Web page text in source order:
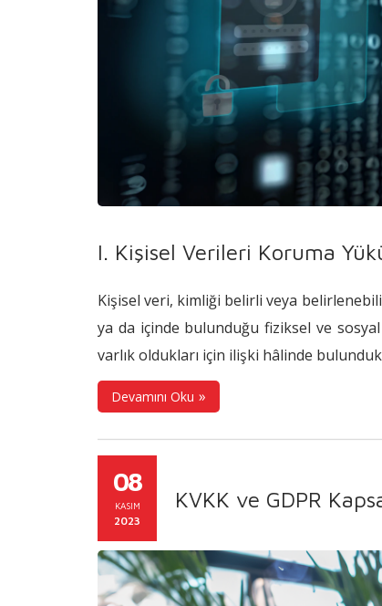
I. Kişisel Verileri Koruma
Kişisel veri, kimliği belirli veya
ya da içinde bulunduğu fiziksel ve
varlık oldukları için ilişki hâlinde
Devamını Oku
08
KASIM
2023
KVKK ve GDPR